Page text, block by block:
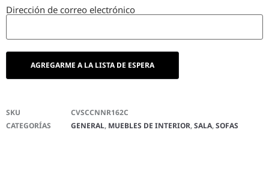
Dirección de correo electrónico
SKU
CVSCCNNR162C
CATEGORÍAS
GENERAL, MUEBLES DE INTERIOR,SALA,SOFAS